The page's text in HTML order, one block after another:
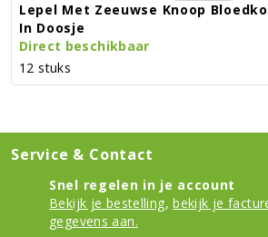
Lepel Met Zeeuwse Knoop
In Doosje
Direct beschikbaar
12 stuks
Service & Contact
Snel regelen in je account
Bekijk je bestelling, bekijk je
gegevens aan.